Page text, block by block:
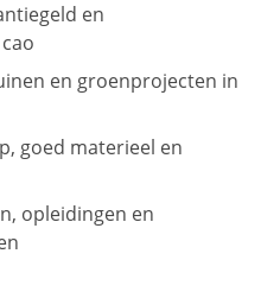
en
en groenprojecten in
goed materieel en
opleidingen en